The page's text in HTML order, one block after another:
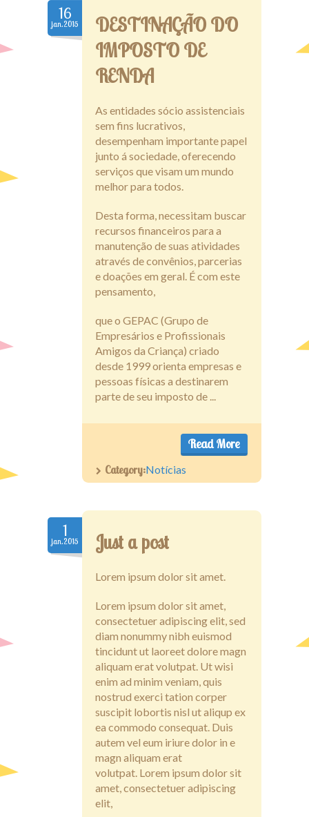
16
jan.2015
DESTINAÇÃO DO
IMPOSTO DE
RENDA
As entidades sócio assistenciais
sem fins lucrativos,
desempenham importante papel
junto á sociedade, oferecendo
serviços que visam um mundo
melhor para todos.
Desta forma, necessitam buscar
recursos financeiros para a
manutenção de suas atividades
através de convênios, parcerias
e doações em geral. É com este
pensamento,
que o GEPAC (Grupo de
Empresários e Profissionais
Amigos da Criança) criado
desde 1999 orienta empresas e
pessoas físicas a destinarem
parte de seu imposto de ...
Read More
Category:Notícias
1
jan.2015 Just a post
Lorem ipsum dolor sit amet.
Lorem ipsum dolor sit amet,
consectetuer adipiscing elit, sed
diam nonummy nibh euismod
tincidunt ut laoreet dolore magn
aliquam erat volutpat. Ut wisi
enim ad minim veniam, quis
nostrud exerci tation corper
suscipit lobortis nisl ut aliqup ex
ea commodo consequat. Duis
autem vel eum iriure dolor in e
magn aliquam erat
volutpat. Lorem ipsum dolor sit
amet, consectetuer adipiscing
elit,